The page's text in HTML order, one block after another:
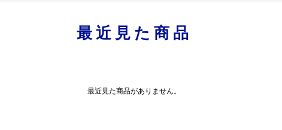
最近見た商品
最近見た商品がありません。